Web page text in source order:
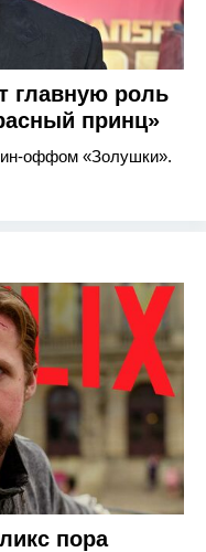
главную роль
принц»
оффом «Золушки».
пора